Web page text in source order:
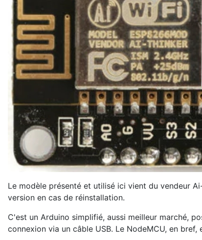
Le modèle présenté et utilisé ici vient du vendeur
version en cas de réinstallation.
C'est un Arduino simplifié, aussi meilleur marché,
connexion via un câble USB. Le NodeMCU, en